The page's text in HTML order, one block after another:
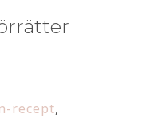
recept,